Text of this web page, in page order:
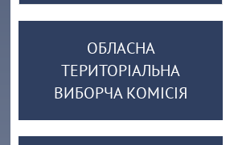
ОБЛАСНА
ТЕРИТОРІАЛЬНА
ВИБОРЧА КОМІСІЯ